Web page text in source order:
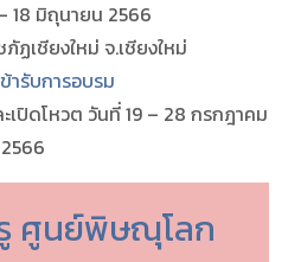
18 มิถุนายน 2566
ฏเชียงใหม่ จ.เชียงใหม่
ารับการอบรม
ปิดโหวต วันที่ 19 – 28 กรกฎาคม
2566
ศูนย์พิษณุโลก